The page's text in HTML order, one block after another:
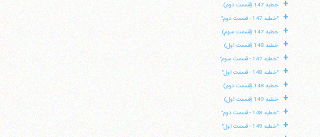
+ خطبه 147 (قسمت دوم)
+ "خطبه 147 - قسمت دوم"
+ خطبه 147 (قسمت سوم)
+ خطبه 148 (قسمت اول)
+ "خطبه 147 - قسمت سوم"
+ "خطبه 148 - قسمت اول"
+ خطبه 148 (قسمت دوم)
+ خطبه 149 (قسمت اول)
+ "خطبه 148 - قسمت دوم"
+ "خطبه 149 - قسمت اول"